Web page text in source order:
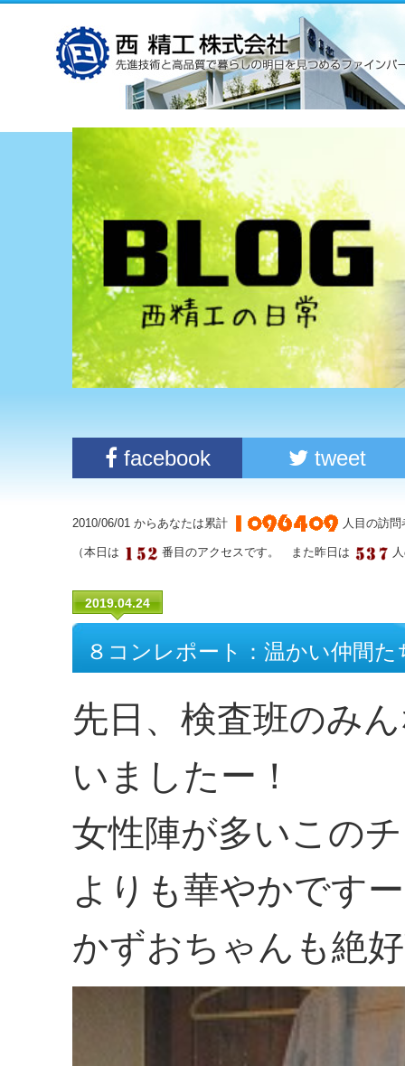
facebook tweet
2010/06/01 からあなたは累計 人目の訪
（本日は 番目のアクセスです。 また昨日は
2019.04.24
８コンレポート：温かい仲間た
先日、検査班のみ
いましたー！
女性陣が多いこの
よりも華やかです
かずおちゃんも絶